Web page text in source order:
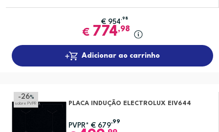
€ 954,98
€ 774,98
Adicionar ao carrinho
-26%
sobre PVPR PLACA INDUÇÃO ELECTROLUX EIV644
PVPR* € 679
,99